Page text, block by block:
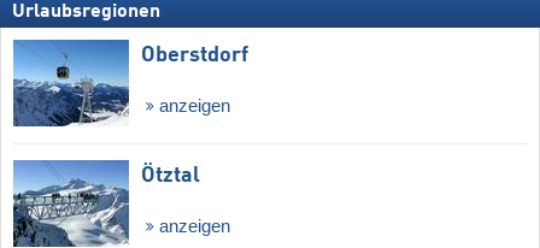
Urlaubsregionen
Oberstdorf
anzeigen
Ötztal
anzeigen